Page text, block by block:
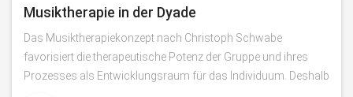
Musiktherapie in der Dyade
Das Musiktherapiekonzept nach Christoph Schwabe
favorisiert die therapeutische Potenz der Gruppe und ihres
Prozesses als Entwicklungsraum für das Individuum. Deshalb